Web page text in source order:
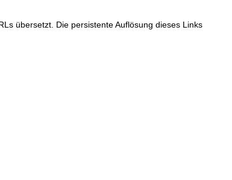
übersetzt. Die persistente Auflösung dieses Links